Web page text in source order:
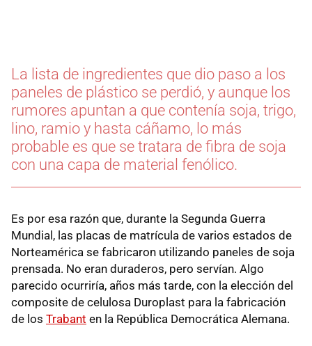
La lista de ingredientes que dio paso a los
paneles de plástico se perdió, y aunque los
rumores apuntan a que contenía soja, trigo,
lino, ramio y hasta cáñamo, lo más
probable es que se tratara de fibra de soja
con una capa de material fenólico.
Es por esa razón que, durante la Segunda Guerra
Mundial, las placas de matrícula de varios estados de
Norteamérica se fabricaron utilizando paneles de soja
prensada. No eran duraderos, pero servían. Algo
parecido ocurriría, años más tarde, con la elección del
composite de celulosa Duroplast para la fabricación
de los Trabant en la República Democrática Alemana.